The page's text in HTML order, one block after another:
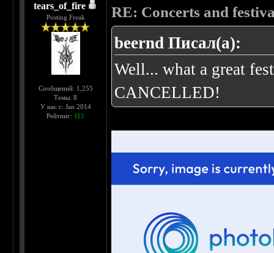
tears_of_fire
Posting Freak
Сообщений: 1,255
Темы: 8
У нас с: Jan 2014
Рейтинг: 115
RE: Concerts and
beernd Писал(а):
Well... what a great
CANCELLED!